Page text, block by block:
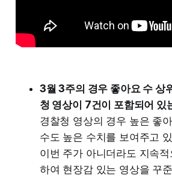
3월 3주의 경우 좋아요 수 상
청 영상이 7건이 포함되어 있
경찰청 영상의 경우 높은 좋
수도 높은 수치를 보여주고
이번 주가 아니더라도 지속
하여 현장감 있는 영상을 꾸